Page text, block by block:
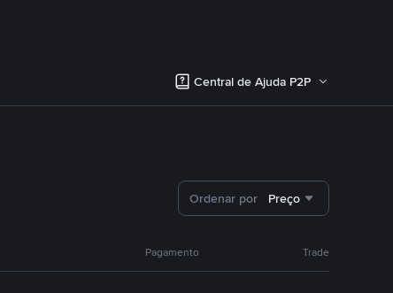
Central de Ajuda P2P
Ordenar por Preço
Pagamento Trade